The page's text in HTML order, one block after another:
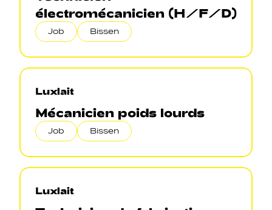
électromécanicien (H/F/D)
Job Bissen
Luxlait
Mécanicien poids lourds
Job Bissen
Luxlait